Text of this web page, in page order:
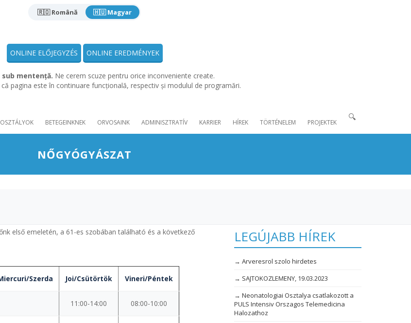
🇷🇴 Română 🇭🇺 Magyar
ONLINE ELŐJEGYZÉS ONLINE EREDMÉNYEK
sub mentență. Ne cerem scuze pentru orice inconveniente create.
pagina este în continuare funcțională, respectiv și modulul de programări.
OSZTÁLYOK BETEGEINKNEK ORVOSAINK ADMINISZTRATÍV KARRIER HÍREK TÖRTÉNELEM PROJEKTEK
🔍
NŐGYÓGYÁSZAT
első emeletén, a 61-es szobában található és a következő
Szerda Joi/Csütörtök Vineri/Péntek
11:00-14:00 08:00-10:00
LEGÚJABB HÍREK
→ Arveresrol szolo hirdetes
→ SAJTOKOZLEMENY, 19.03.2023
→ Neonatologiai Osztalya csatlakozott a
PULS Intensiv Orszagos Telemedicina
Halozathoz